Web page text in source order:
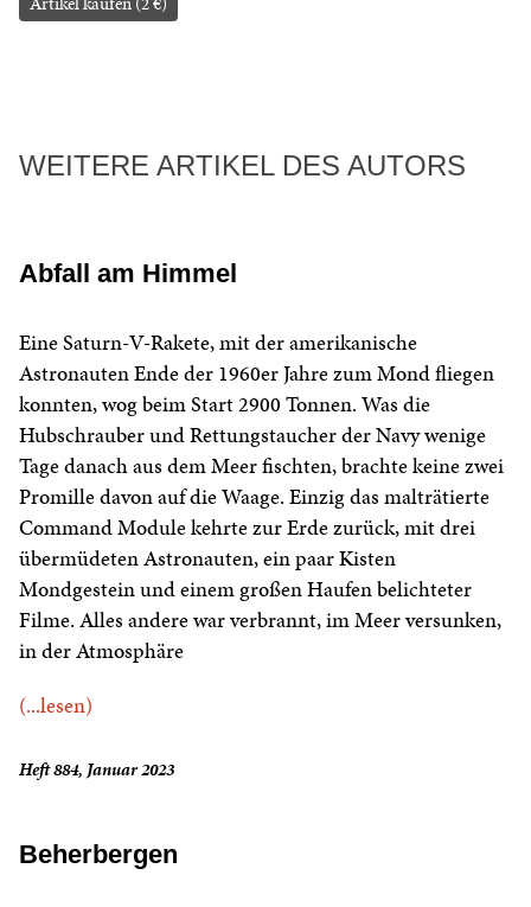
WEITERE ARTIKEL DES AUTORS
Abfall am Himmel
Eine Saturn-V-Rakete, mit der amerikanische
Astronauten Ende der 1960er Jahre zum Mond fliegen
konnten, wog beim Start 2900 Tonnen. Was die
Hubschrauber und Rettungstaucher der Navy wenige
Tage danach aus dem Meer fischten, brachte keine zwei
Promille davon auf die Waage. Einzig das malträtierte
Command Module kehrte zur Erde zurück, mit drei
übermüdeten Astronauten, ein paar Kisten
Mondgestein und einem großen Haufen belichteter
Filme. Alles andere war verbrannt, im Meer versunken,
in der Atmosphäre
(...lesen)
Heft 884, Januar 2023
Beherbergen